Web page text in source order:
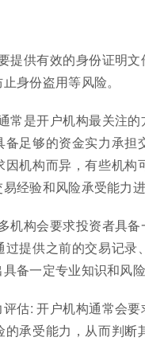
提供有效的身份证明
身份盗用等风险。
常是开户机构最关注
备足够的资金实力承
因机构而异，有些机
经验和风险承受能力进
机构会要求投资者具
过提供之前的交易记
备一定专业知识和风
估: 开户机构通常会
的承受能力，从而判